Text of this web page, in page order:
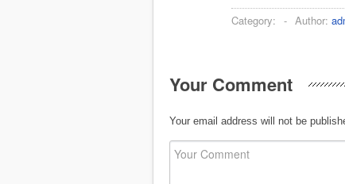
Category: - Author:
Your Comment
Your email address will not be